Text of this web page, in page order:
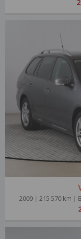
2009 | 215 570 km |